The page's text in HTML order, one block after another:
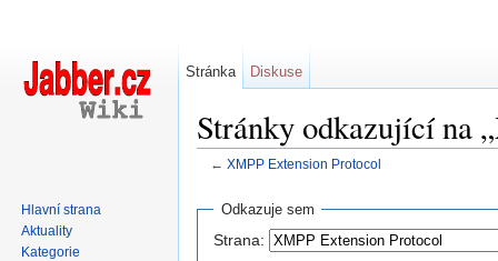
Stránky odkazující na
← XMPP Extension Protocol
Odkazuje sem
Strana:
Stránka Diskuse
Hlavní strana
Aktuality
Kategorie